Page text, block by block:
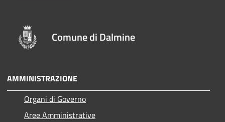
Comune di Dalmine
AMMINISTRAZIONE
Organi di Governo
Aree Amministrative